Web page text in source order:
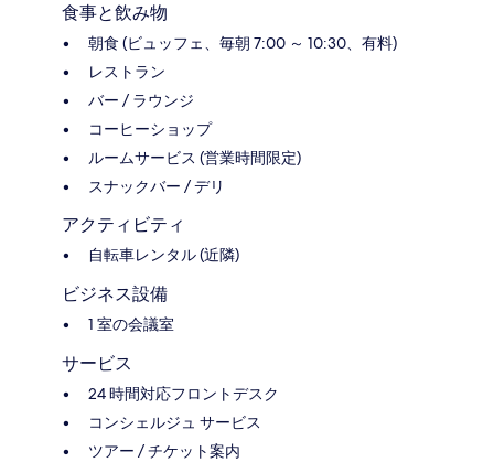
食事と飲み物
朝食 (ビュッフェ、毎朝 7:00 ～ 10:30、有料)
レストラン
バー / ラウンジ
コーヒーショップ
ルームサービス (営業時間限定)
スナックバー / デリ
アクティビティ
自転車レンタル (近隣)
ビジネス設備
1 室の会議室
サービス
24 時間対応フロントデスク
コンシェルジュ サービス
ツアー / チケット案内